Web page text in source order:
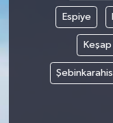
Espiye
Keşap